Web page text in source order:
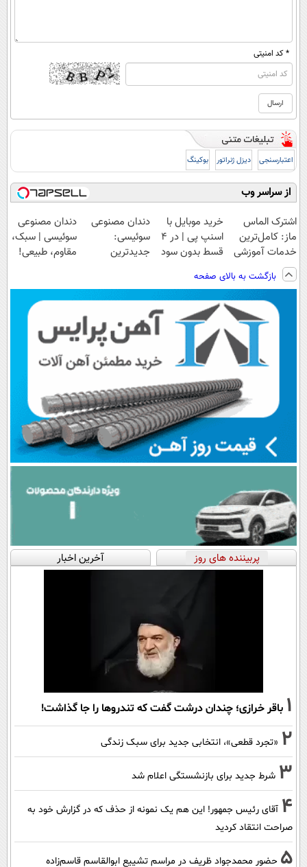
* کد امنیتی
اعتبارسنجی دیزل ژنراتور بوکینگ
از سراسر وب
اشترک الماس
ماز: کامل‌ترین
خدمات آموزشی
برای کنکوری‌ها
خرید موبایل با
اسنپ پی | در ۴
قسط بدون سود
دندان مصنوعی
سوئیسی:
جدیدترین
پرداخت قسطی
دندان مصنوعی
سوئیسی | سبک،
مقاوم، طبیعی!
اقساطی😍
بازگشت به بالای صفحه
پربیننده های روز آخرین اخبار
1 باقر خرازی؛ چندان درشت گفت که تندروها را جا گذاشت!
2 «تجرد قطعی»، انتخابی جدید برای سبک زندگی
3 شرط جدید برای بازنشستگی اعلام شد
4 آقای رئیس جمهور! این هم یک نمونه از حذف که در گزارش خود به
صراحت انتقاد کردید
5 حضور محمدجواد ظریف در مراسم تشییع ابوالقاسم قاسم‌زاده